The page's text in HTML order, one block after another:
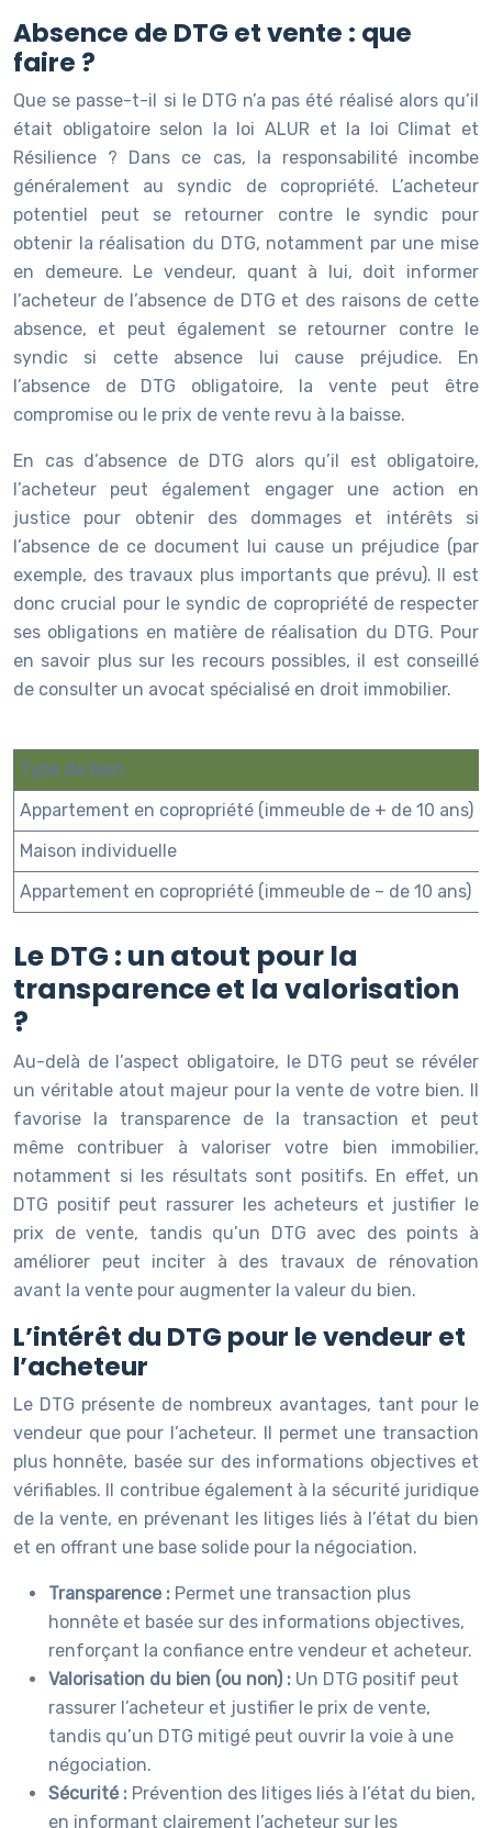
Absence de DTG et vente : que
faire ?
Que se passe-t-il si le DTG n’a pas été réalisé alors qu’il
était obligatoire selon la loi ALUR et la loi Climat et
Résilience ? Dans ce cas, la responsabilité incombe
généralement au syndic de copropriété. L’acheteur
potentiel peut se retourner contre le syndic pour
obtenir la réalisation du DTG, notamment par une mise
en demeure. Le vendeur, quant à lui, doit informer
l’acheteur de l’absence de DTG et des raisons de cette
absence, et peut également se retourner contre le
syndic si cette absence lui cause préjudice. En
l’absence de DTG obligatoire, la vente peut être
compromise ou le prix de vente revu à la baisse.
En cas d’absence de DTG alors qu’il est obligatoire,
l’acheteur peut également engager une action en
justice pour obtenir des dommages et intérêts si
l’absence de ce document lui cause un préjudice (par
exemple, des travaux plus importants que prévu). Il est
donc crucial pour le syndic de copropriété de respecter
ses obligations en matière de réalisation du DTG. Pour
en savoir plus sur les recours possibles, il est conseillé
de consulter un avocat spécialisé en droit immobilier.
Type de bien
Appartement en copropriété (immeuble de + de 10 ans)
Maison individuelle
Appartement en copropriété (immeuble de – de 10 ans)
Le DTG : un atout pour la
transparence et la valorisation
?
Au-delà de l’aspect obligatoire, le DTG peut se révéler
un véritable atout majeur pour la vente de votre bien. Il
favorise la transparence de la transaction et peut
même contribuer à valoriser votre bien immobilier,
notamment si les résultats sont positifs. En effet, un
DTG positif peut rassurer les acheteurs et justifier le
prix de vente, tandis qu’un DTG avec des points à
améliorer peut inciter à des travaux de rénovation
avant la vente pour augmenter la valeur du bien.
L’intérêt du DTG pour le vendeur et
l’acheteur
Le DTG présente de nombreux avantages, tant pour le
vendeur que pour l’acheteur. Il permet une transaction
plus honnête, basée sur des informations objectives et
vérifiables. Il contribue également à la sécurité juridique
de la vente, en prévenant les litiges liés à l’état du bien
et en offrant une base solide pour la négociation.
Transparence : Permet une transaction plus
honnête et basée sur des informations objectives,
renforçant la confiance entre vendeur et acheteur.
Valorisation du bien (ou non) : Un DTG positif peut
rassurer l’acheteur et justifier le prix de vente,
tandis qu’un DTG mitigé peut ouvrir la voie à une
négociation.
Sécurité : Prévention des litiges liés à l’état du bien,
en informant clairement l’acheteur sur les